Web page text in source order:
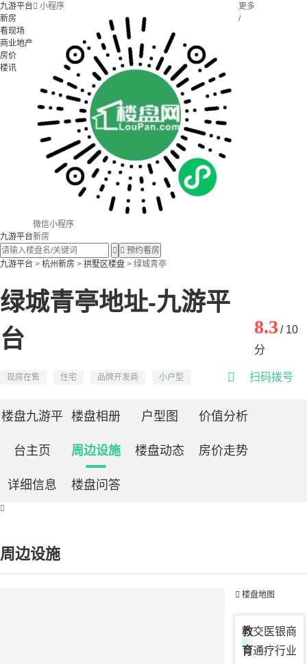
九游平台
新房
看现场
商业地产
房价
楼讯
 小程序
微信小程序
更多
/
九游平台新房
  预约看房
九游平台 > 杭州新房 > 拱墅区楼盘 > 绿城青亭
绿城青亭地址-九游平
台
8.3 / 10
分
现房在售 住宅 品牌开发商 小户型  扫码拨号
楼盘九游平
台主页
楼盘相册 户型图 价值分析
周边设施 楼盘动态 房价走势
详细信息 楼盘问答

周边设施
 楼盘地图
教
育
交
通
医
疗
银
行
商
业